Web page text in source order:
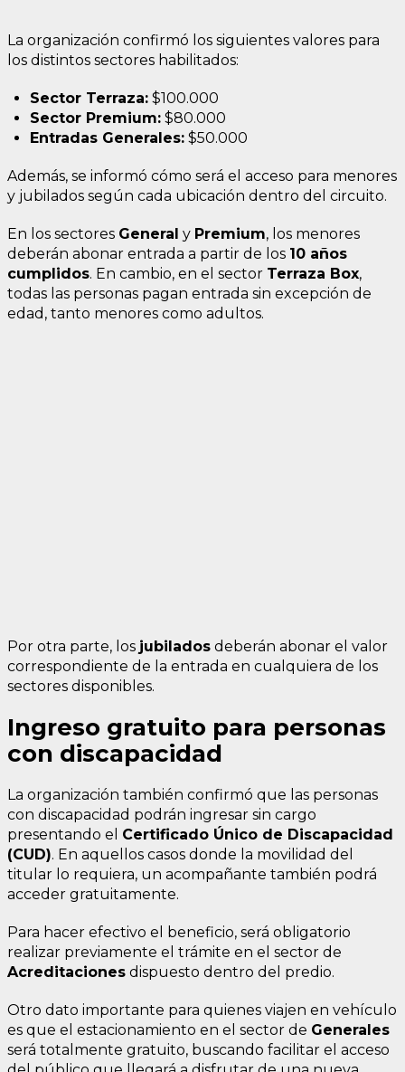
La organización confirmó los siguientes valores para
los distintos sectores habilitados:
Sector Terraza: $100.000
Sector Premium: $80.000
Entradas Generales: $50.000
Además, se informó cómo será el acceso para menores
y jubilados según cada ubicación dentro del circuito.
En los sectores General y Premium, los menores
deberán abonar entrada a partir de los 10 años
cumplidos. En cambio, en el sector Terraza Box,
todas las personas pagan entrada sin excepción de
edad, tanto menores como adultos.
Por otra parte, los jubilados deberán abonar el valor
correspondiente de la entrada en cualquiera de los
sectores disponibles.
Ingreso gratuito para personas
con discapacidad
La organización también confirmó que las personas
con discapacidad podrán ingresar sin cargo
presentando el Certificado Único de Discapacidad
(CUD). En aquellos casos donde la movilidad del
titular lo requiera, un acompañante también podrá
acceder gratuitamente.
Para hacer efectivo el beneficio, será obligatorio
realizar previamente el trámite en el sector de
Acreditaciones dispuesto dentro del predio.
Otro dato importante para quienes viajen en vehículo
es que el estacionamiento en el sector de Generales
será totalmente gratuito, buscando facilitar el acceso